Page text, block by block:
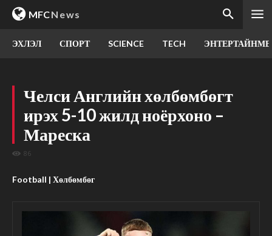
MFCNews
ЭХЛЭЛ СПОРТ SCIENCE TECH
Челси Английн хөлбөмбөгт
ирэх 5-10 жилд ноёрхоно –
Мареска
86
Football | Хөлбөмбөг